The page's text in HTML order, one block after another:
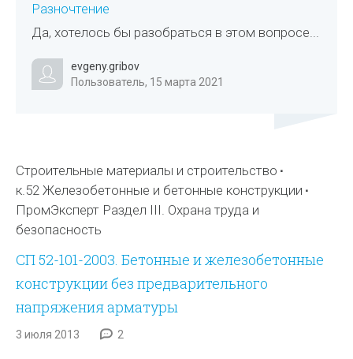
Разночтение
Да, хотелось бы разобраться в этом вопросе...
evgeny.gribov
Пользователь, 15 марта 2021
Строительные материалы и строительство
к.52 Железобетонные и бетонные конструкции
ПромЭксперт Раздел III. Охрана труда и
безопасность
СП 52-101-2003. Бетонные и железобетонные
конструкции без предварительного
напряжения арматуры
3 июля 2013 2